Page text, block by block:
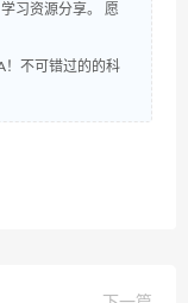
习资源分享。 愿
！不可错过的的科